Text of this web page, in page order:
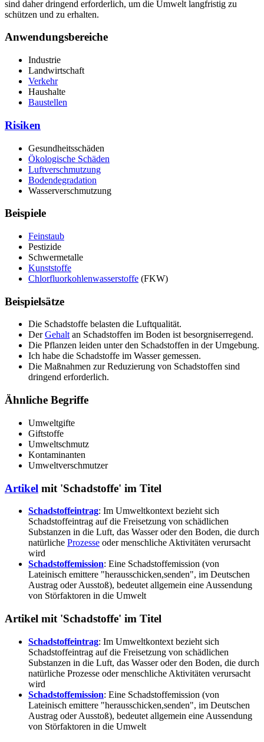
sind daher dringend erforderlich, um die Umwelt langfristig zu
schützen und zu erhalten.
Anwendungsbereiche
Industrie
Landwirtschaft
Verkehr
Haushalte
Baustellen
Risiken
Gesundheitsschäden
Ökologische Schäden
Luftverschmutzung
Bodendegradation
Wasserverschmutzung
Beispiele
Feinstaub
Pestizide
Schwermetalle
Kunststoffe
Chlorfluorkohlenwasserstoffe (FKW)
Beispielsätze
Die Schadstoffe belasten die Luftqualität.
DerGehaltan Schadstoffen im Boden ist besorgniserregend.
Die Pflanzen leiden unter den Schadstoffen in der Umgebung.
Ich habe die Schadstoffe im Wasser gemessen.
Die Maßnahmen zur Reduzierung von Schadstoffen sind
dringend erforderlich.
Ähnliche Begriffe
Umweltgifte
Giftstoffe
Umweltschmutz
Kontaminanten
Umweltverschmutzer
Artikel mit 'Schadstoffe' im Titel
Schadstoffeintrag: Im Umweltkontext bezieht sich
Schadstoffeintrag auf die Freisetzung von schädlichen
Substanzen in die Luft, das Wasser oder den Boden, die durch
natürliche Prozesse oder menschliche Aktivitäten verursacht
wird
Schadstoffemission: Eine Schadstoffemission (von
Lateinisch emittere "herausschicken,senden", im Deutschen
Austrag oder Ausstoß), bedeutet allgemein eine Aussendung
von Störfaktoren in die Umwelt
Artikel mit 'Schadstoffe' im Titel
Schadstoffeintrag: Im Umweltkontext bezieht sich
Schadstoffeintrag auf die Freisetzung von schädlichen
Substanzen in die Luft, das Wasser oder den Boden, die durch
natürliche Prozesse oder menschliche Aktivitäten verursacht
wird
Schadstoffemission: Eine Schadstoffemission (von
Lateinisch emittere "herausschicken,senden", im Deutschen
Austrag oder Ausstoß), bedeutet allgemein eine Aussendung
von Störfaktoren in die Umwelt